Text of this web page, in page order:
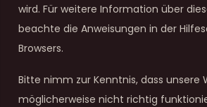
wird. Für weitere Information über
beachte die Anweisungen in der
Browsers.
Bitte nimm zur Kenntnis, dass unsere
möglicherweise nicht richtig